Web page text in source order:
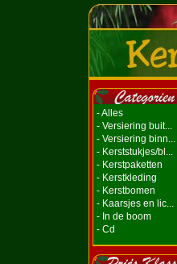
- Alles
- Versiering buit...
- Versiering binn...
- Kerststukjes/bl...
- Kerstpaketten
- Kerstkleding
- Kerstbomen
- Kaarsjes en lic...
- In de boom
- Cd